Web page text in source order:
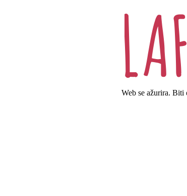
Web se ažurira.